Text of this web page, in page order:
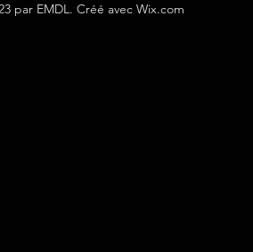
par EMDL. Créé avec Wix.com